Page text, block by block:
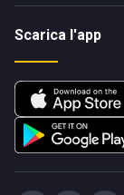
Scarica l'app